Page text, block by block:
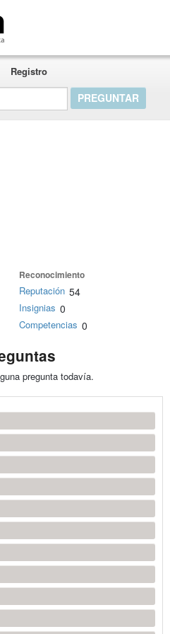
Registro
Reconocimiento
Reputación 54
Insignias 0
Competencias 0
pregunta todavía.